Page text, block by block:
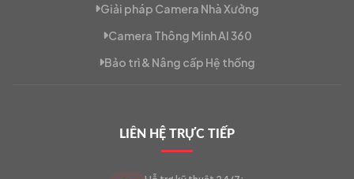
Giải pháp Camera Nhà Xưởng
Camera Thông Minh AI 360
Bảo trì & Nâng cấp Hệ thống
LIÊN HỆ TRỰC TIẾP